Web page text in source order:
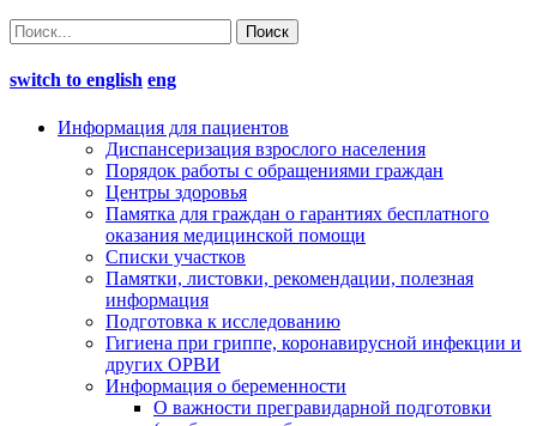
switch to english eng
Информация для пациентов
Диспансеризация взрослого населения
Порядок работы с обращениями граждан
Центры здоровья
Памятка для граждан о гарантиях бесплатного
оказания медицинской помощи
Cписки участков
Памятки, листовки, рекомендации, полезная
информация
Подготовка к исследованию
Гигиена при гриппе, коронавирусной инфекции и
других ОРВИ
Информация о беременности
О важности прегравидарной подготовки